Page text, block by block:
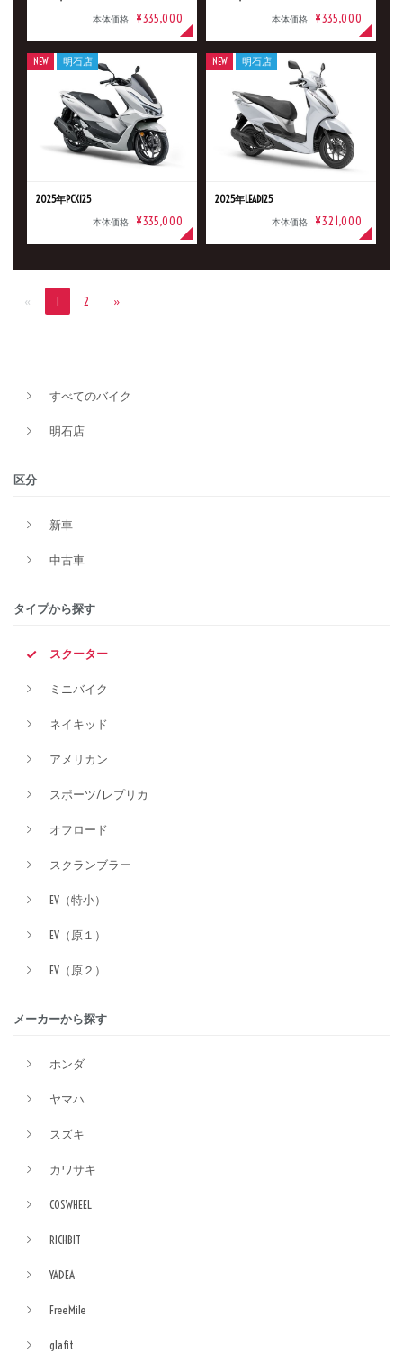
本体価格 ¥335,000 本体価格 ¥335,000
2025年PCX125
本体価格 ¥335,000
NEW 明石店
2025年LEAD125
本体価格 ¥321,000
NEW 明石店
« 1 2 »
すべてのバイク
明石店
区分
新車
中古車
タイプから探す
スクーター
ミニバイク
ネイキッド
アメリカン
スポーツ/レプリカ
オフロード
スクランブラー
EV（特小）
EV（原１）
EV（原２）
メーカーから探す
ホンダ
ヤマハ
スズキ
カワサキ
COSWHEEL
RICHBIT
YADEA
FreeMile
glafit